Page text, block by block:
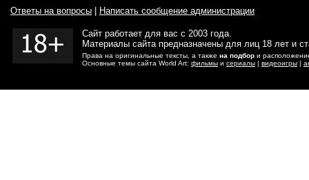
Ответы на вопросы Написать сообщение администрации
Сайт работает для вас с 2003 года.
Материалы сайта предназначены для лиц 18 лет и
Права на оригинальные тексты, а также на подбор и
Основные темы сайта World Art: фильмы и сериалы | видеоигры |